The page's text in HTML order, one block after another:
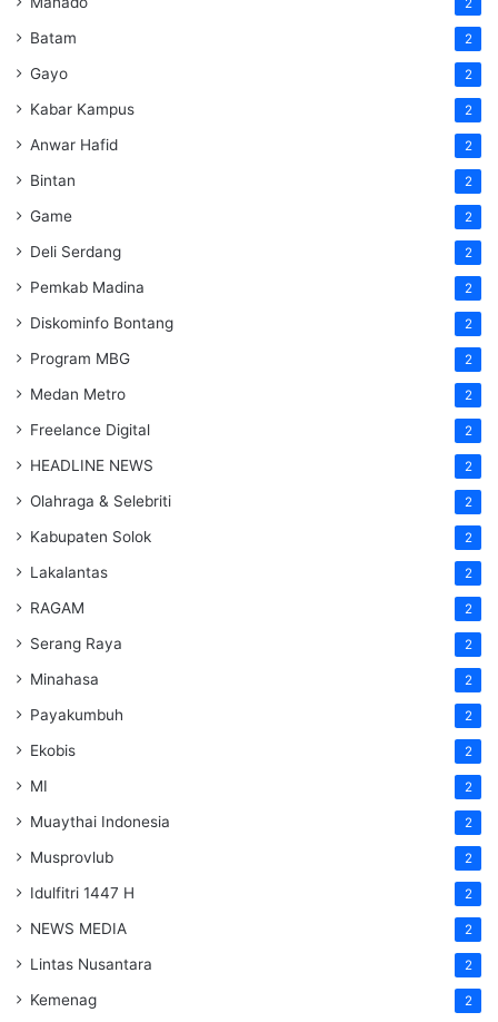
2
Batam 2
Gayo 2
Kabar Kampus 2
Anwar Hafid 2
Bintan 2
Game 2
Deli Serdang 2
Pemkab Madina 2
Diskominfo Bontang 2
Program MBG 2
Medan Metro 2
Freelance Digital 2
HEADLINE NEWS 2
Olahraga & Selebriti 2
Kabupaten Solok 2
Lakalantas 2
RAGAM 2
Serang Raya 2
Minahasa 2
Payakumbuh 2
Ekobis 2
MI 2
Muaythai Indonesia 2
Musprovlub 2
Idulfitri 1447 H 2
NEWS MEDIA 2
Lintas Nusantara 2
Kemenag 2